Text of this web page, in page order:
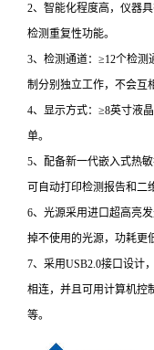
2、智能化程度高，仪器
检测重复性功能。
3、检测通道：≥12个检
制分别独立工作，不会互
4、显示方式：≥8英寸液
单。
5、配备新一代嵌入式热
可自动打印检测报告和二
6、光源采用进口超高亮
掉不使用的光源，功耗更
7、采用USB2.0接口设计
相连，并且可用计算机控
等。